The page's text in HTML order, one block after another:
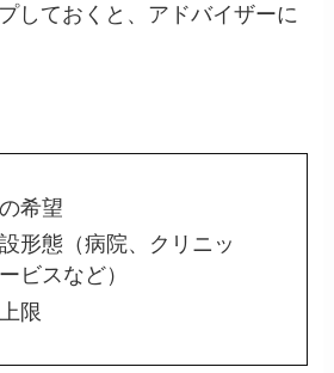
しておくと、アドバイザーに
希望
形態（病院、クリニッ
ビスなど）
限